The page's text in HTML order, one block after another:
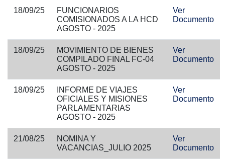
18/09/25
FUNCIONARIOS
COMISIONADOS A LA HCD
AGOSTO - 2025
Ver
Documento
18/09/25
MOVIMIENTO DE BIENES
COMPILADO FINAL FC-04
AGOSTO - 2025
Ver
Documento
18/09/25
INFORME DE VIAJES
OFICIALES Y MISIONES
PARLAMENTARIAS
AGOSTO - 2025
Ver
Documento
21/08/25
NOMINA Y
VACANCIAS_JULIO 2025
Ver
Documento